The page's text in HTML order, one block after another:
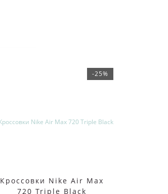
-25%
Кроссовки Nike Air Max
720 Triple Black